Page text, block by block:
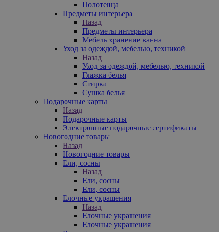
Полотенца
Предметы интерьера
Назад
Предметы интерьера
Мебель хранение ванна
Уход за одеждой, мебелью, техникой
Назад
Уход за одеждой, мебелью, техникой
Глажка белья
Стирка
Сушка белья
Подарочные карты
Назад
Подарочные карты
Электронные подарочные сертификаты
Новогодние товары
Назад
Новогодние товары
Ели, сосны
Назад
Ели, сосны
Ели, сосны
Елочные украшения
Назад
Елочные украшения
Елочные украшения